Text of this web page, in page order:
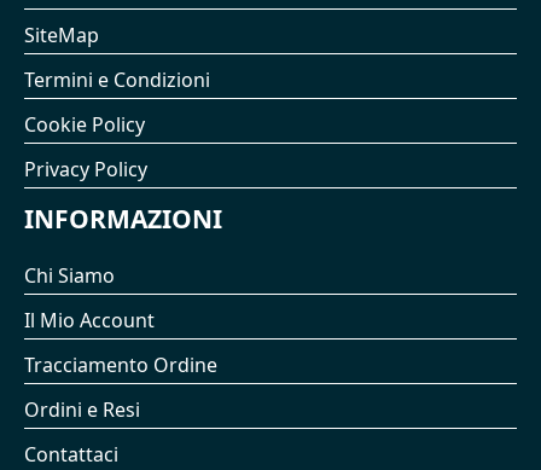
SiteMap
Termini e Condizioni
Cookie Policy
Privacy Policy
INFORMAZIONI
Chi Siamo
Il Mio Account
Tracciamento Ordine
Ordini e Resi
Contattaci